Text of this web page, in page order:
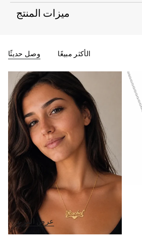
ميزات المنتج
وصل حديثًا الأكثر مبيعًا
عرض المزيد